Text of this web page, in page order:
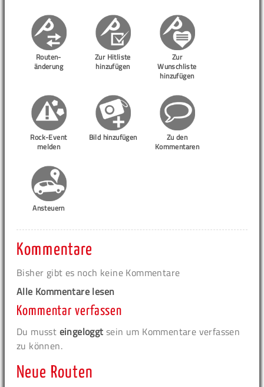
Routen-
änderung
Zur Hitliste
hinzufügen
Zur
Wunschliste
hinzufügen
Rock-Event
melden
Bild hinzufügen
Zu den
Kommentaren
Ansteuern
Kommentare
Bisher gibt es noch keine Kommentare
Alle Kommentare lesen
Kommentar verfassen
Du musst eingeloggt sein um Kommentare verfassen
zu können.
Neue Routen